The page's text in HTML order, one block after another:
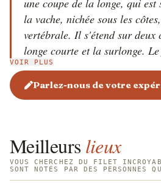
une coupe de la longe, qui
la vache, nichée sous les
vertébrale. Il s'étend sur
longe courte et la surlonge.
coupes de bœuf les plus
muscle qui ne fait pas
également l'une des coupes de
est souvent cuit rapidement à
méthodes telles que la
est souvent servi légèrement
VOIR PLUS
Parlez-nous de votre
Meilleurs lieux
VOUS CHERCHEZ DU FILET
SONT NOTÉS PAR DES PERSONNES